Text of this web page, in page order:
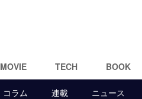
MOVIE TECH BOOK
コラム 連載 ニュース